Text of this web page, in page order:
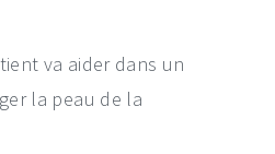
va aider dans un
la peau de la